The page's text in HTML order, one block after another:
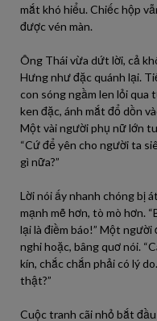
mắt khó hiểu. Chiếc hộp
được vén màn.
Ông Thái vừa dứt lời, cả
Hưng như đặc quánh lại.
con sóng ngầm len lỏi qua
ken đặc, ánh mắt đổ dồn
Một vài người phụ nữ lớn
“Cứ để yên cho người ta
gì nữa?”
Lời nói ấy nhanh chóng bị
mạnh mẽ hơn, tò mò hơn.
lại là điềm báo!” Một
nghi hoặc, bâng quơ nói.
kín, chắc chắn phải có lý
thật?”
Cuộc tranh cãi nhỏ bắt